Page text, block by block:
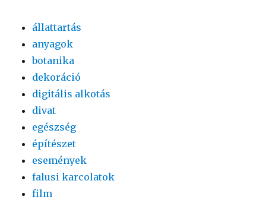
állattartás
anyagok
botanika
dekoráció
digitális alkotás
divat
egészség
építészet
események
falusi karcolatok
film